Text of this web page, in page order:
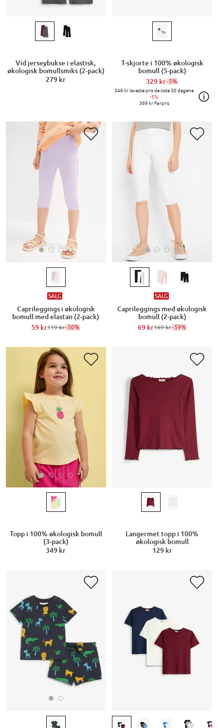
Vid jerseybukse i elastisk,
økologisk bomullsmiks (2-pack)
279 kr
T-skjorte i 100% økologisk
bomull (5-pack)
329 kr-5%
349 kr laveste pris de siste 30 dagene
-5%
369 krFørpris
SALG
Caprileggings i økologisk
bomull med elastan (2-pack)
59 kr119 kr-50%
SALG
Caprileggings med økologisk
bomull (2-pack)
69 kr169 kr-59%
Topp i 100% økologisk bomull
(3-pack)
349 kr
Langermet topp i 100%
økologisk bomull
129 kr